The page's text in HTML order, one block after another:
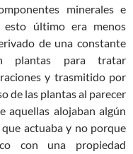
minerales e
esto último era menos
de una constante
plantas para tratar
y trasmitido por
de las plantas al parecer
aquellas alojaban algún
actuaba y no porque
con una propiedad